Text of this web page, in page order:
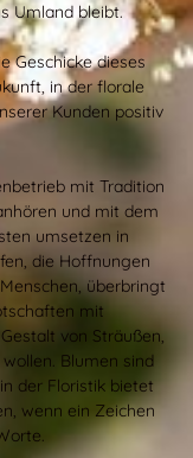
Umland bleibt.
Geschicke dieses
in der florale
Kunden positiv
mit Tradition
und mit dem
umsetzen in
die Hoffnungen
überbringt
mit
von Sträußen,
wollen. Blumen sind
der Floristik bietet
wenn ein Zeichen